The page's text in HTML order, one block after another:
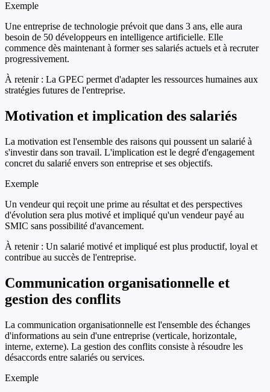
Exemple
Une entreprise de technologie prévoit que dans 3 ans, elle aura
besoin de 50 développeurs en intelligence artificielle. Elle
commence dès maintenant à former ses salariés actuels et à recruter
progressivement.
À retenir : La GPEC permet d'adapter les ressources humaines aux
stratégies futures de l'entreprise.
Motivation et implication des salariés
La motivation est l'ensemble des raisons qui poussent un salarié à
s'investir dans son travail. L'implication est le degré d'engagement
concret du salarié envers son entreprise et ses objectifs.
Exemple
Un vendeur qui reçoit une prime au résultat et des perspectives
d'évolution sera plus motivé et impliqué qu'un vendeur payé au
SMIC sans possibilité d'avancement.
À retenir : Un salarié motivé et impliqué est plus productif, loyal et
contribue au succès de l'entreprise.
Communication organisationnelle et
gestion des conflits
La communication organisationnelle est l'ensemble des échanges
d'informations au sein d'une entreprise (verticale, horizontale,
interne, externe). La gestion des conflits consiste à résoudre les
désaccords entre salariés ou services.
Exemple